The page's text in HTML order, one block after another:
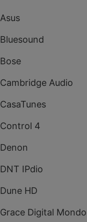
Asus
Bluesound
Bose
Cambridge Audio
CasaTunes
Control 4
Denon
DNT IPdio
Dune HD
Grace Digital